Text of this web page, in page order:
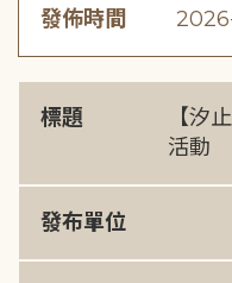
發佈時間
標題
【汐
活動
發布單位